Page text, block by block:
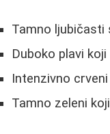
Tamno ljubičasti
Duboko plavi
Intenzivno
Tamno zeleni